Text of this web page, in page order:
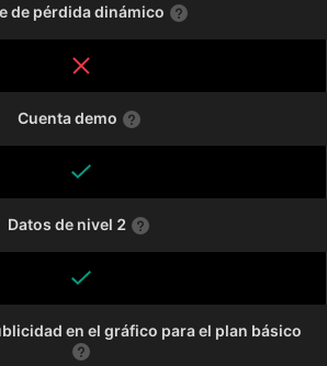
de pérdida dinámico
Cuenta demo
Datos de nivel 2
en el gráfico para el plan básico